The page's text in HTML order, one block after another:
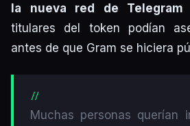
la nueva red de Telegram
titulares del token podían
antes de que Gram se hiciera
Muchas personas querían